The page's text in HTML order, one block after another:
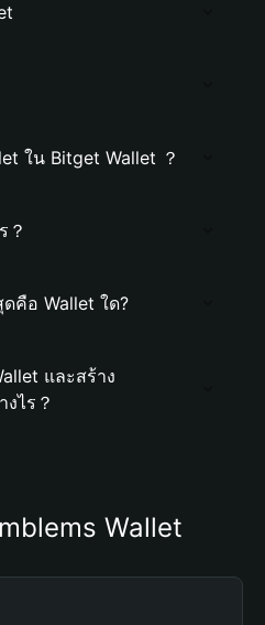
ใน Bitget Wallet ？
？
คือ Wallet ใด?
และสร้าง
ไร？
Wallet